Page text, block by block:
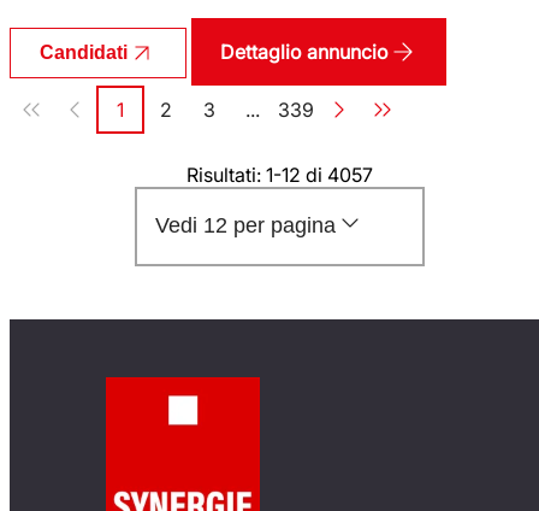
Candidati Dettaglio annuncio
Paginazione
Pagina
1 Pagina
2 Pagina
3 ... Pagina
339
Risultati: 1-12 di 4057
Vedi 12 per pagina